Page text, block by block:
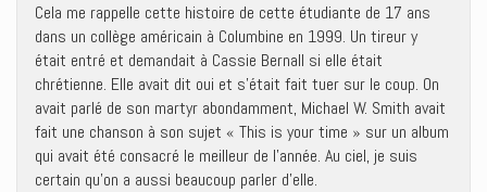
Cela me rappelle cette histoire de cette étudiante de 17 ans
dans un collège américain à Columbine en 1999. Un tireur y
était entré et demandait à Cassie Bernall si elle était
chrétienne. Elle avait dit oui et s’était fait tuer sur le coup. On
avait parlé de son martyr abondamment, Michael W. Smith avait
fait une chanson à son sujet « This is your time » sur un album
qui avait été consacré le meilleur de l’année. Au ciel, je suis
certain qu’on a aussi beaucoup parler d’elle.